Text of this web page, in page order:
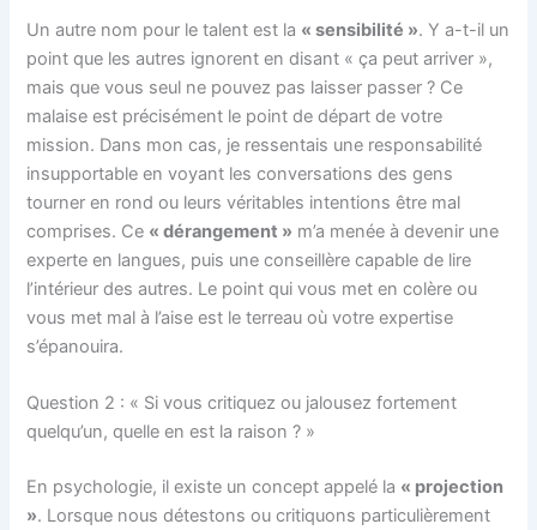
Un autre nom pour le talent est la « sensibilité ». Y a-t-il un
point que les autres ignorent en disant « ça peut arriver »,
mais que vous seul ne pouvez pas laisser passer ? Ce
malaise est précisément le point de départ de votre
mission. Dans mon cas, je ressentais une responsabilité
insupportable en voyant les conversations des gens
tourner en rond ou leurs véritables intentions être mal
comprises. Ce « dérangement » m’a menée à devenir une
experte en langues, puis une conseillère capable de lire
l’intérieur des autres. Le point qui vous met en colère ou
vous met mal à l’aise est le terreau où votre expertise
s’épanouira.
Question 2 : « Si vous critiquez ou jalousez fortement
quelqu’un, quelle en est la raison ? »
En psychologie, il existe un concept appelé la « projection
». Lorsque nous détestons ou critiquons particulièrement